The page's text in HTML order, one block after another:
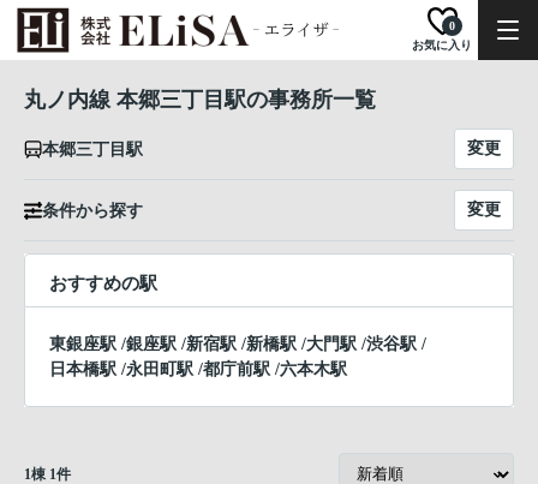
お気に入り
0
丸ノ内線 本郷三丁目駅の事務所一覧
本郷三丁目駅 変更
条件から探す 変更
おすすめの駅
東銀座駅 /銀座駅 /新宿駅 /新橋駅 /大門駅 /渋谷駅 /
日本橋駅 /永田町駅 /都庁前駅 /六本木駅
1棟 1件